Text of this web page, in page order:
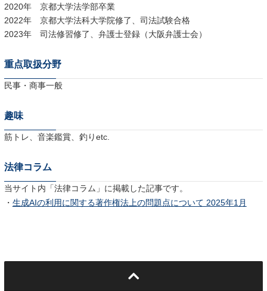
2020年 京都大学法学部卒業
2022年 京都大学法科大学院修了、司法試験合格
2023年 司法修習修了、弁護士登録（大阪弁護士会）
重点取扱分野
民事・商事一般
趣味
筋トレ、音楽鑑賞、釣りetc.
法律コラム
当サイト内「法律コラム」に掲載した記事です。
・ 生成AIの利用に関する著作権法上の問題点について 2025年1月